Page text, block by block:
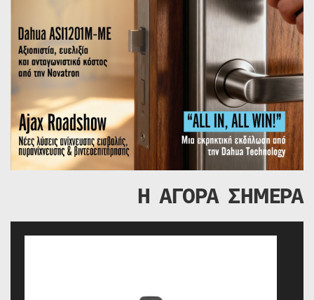
Η ΑΓΟΡΑ ΣΗΜΕΡΑ